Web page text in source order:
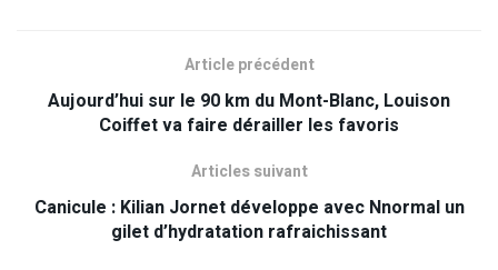
Article précédent
Aujourd’hui sur le 90 km du Mont-Blanc, Louison
Coiffet va faire dérailler les favoris
Articles suivant
Canicule : Kilian Jornet développe avec Nnormal un
gilet d’hydratation rafraichissant